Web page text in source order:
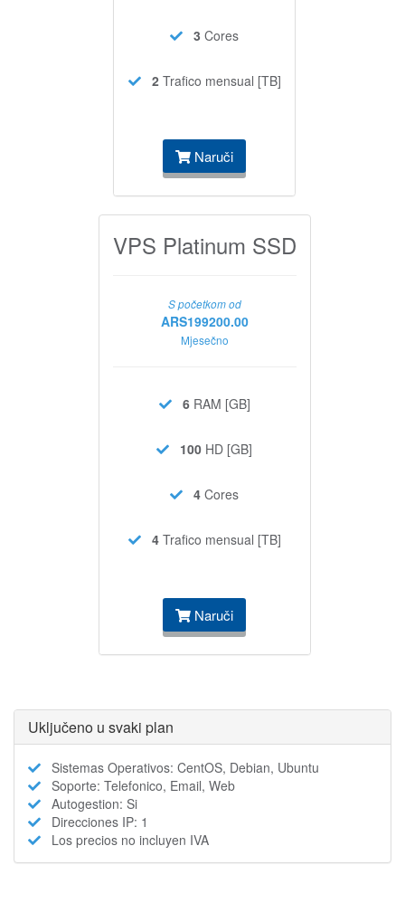
3 Cores
2Trafico mensual [TB]
Naruči
VPS Platinum SSD
S početkom od
ARS199200.00
Mjesečno
6RAM [GB]
100 HD [GB]
4 Cores
4Trafico mensual [TB]
Naruči
Uključeno u svaki plan
Sistemas Operativos: CentOS, Debian, Ubuntu
Soporte: Telefonico, Email, Web
Autogestion: Si
Direcciones IP: 1
Los precios no incluyen IVA